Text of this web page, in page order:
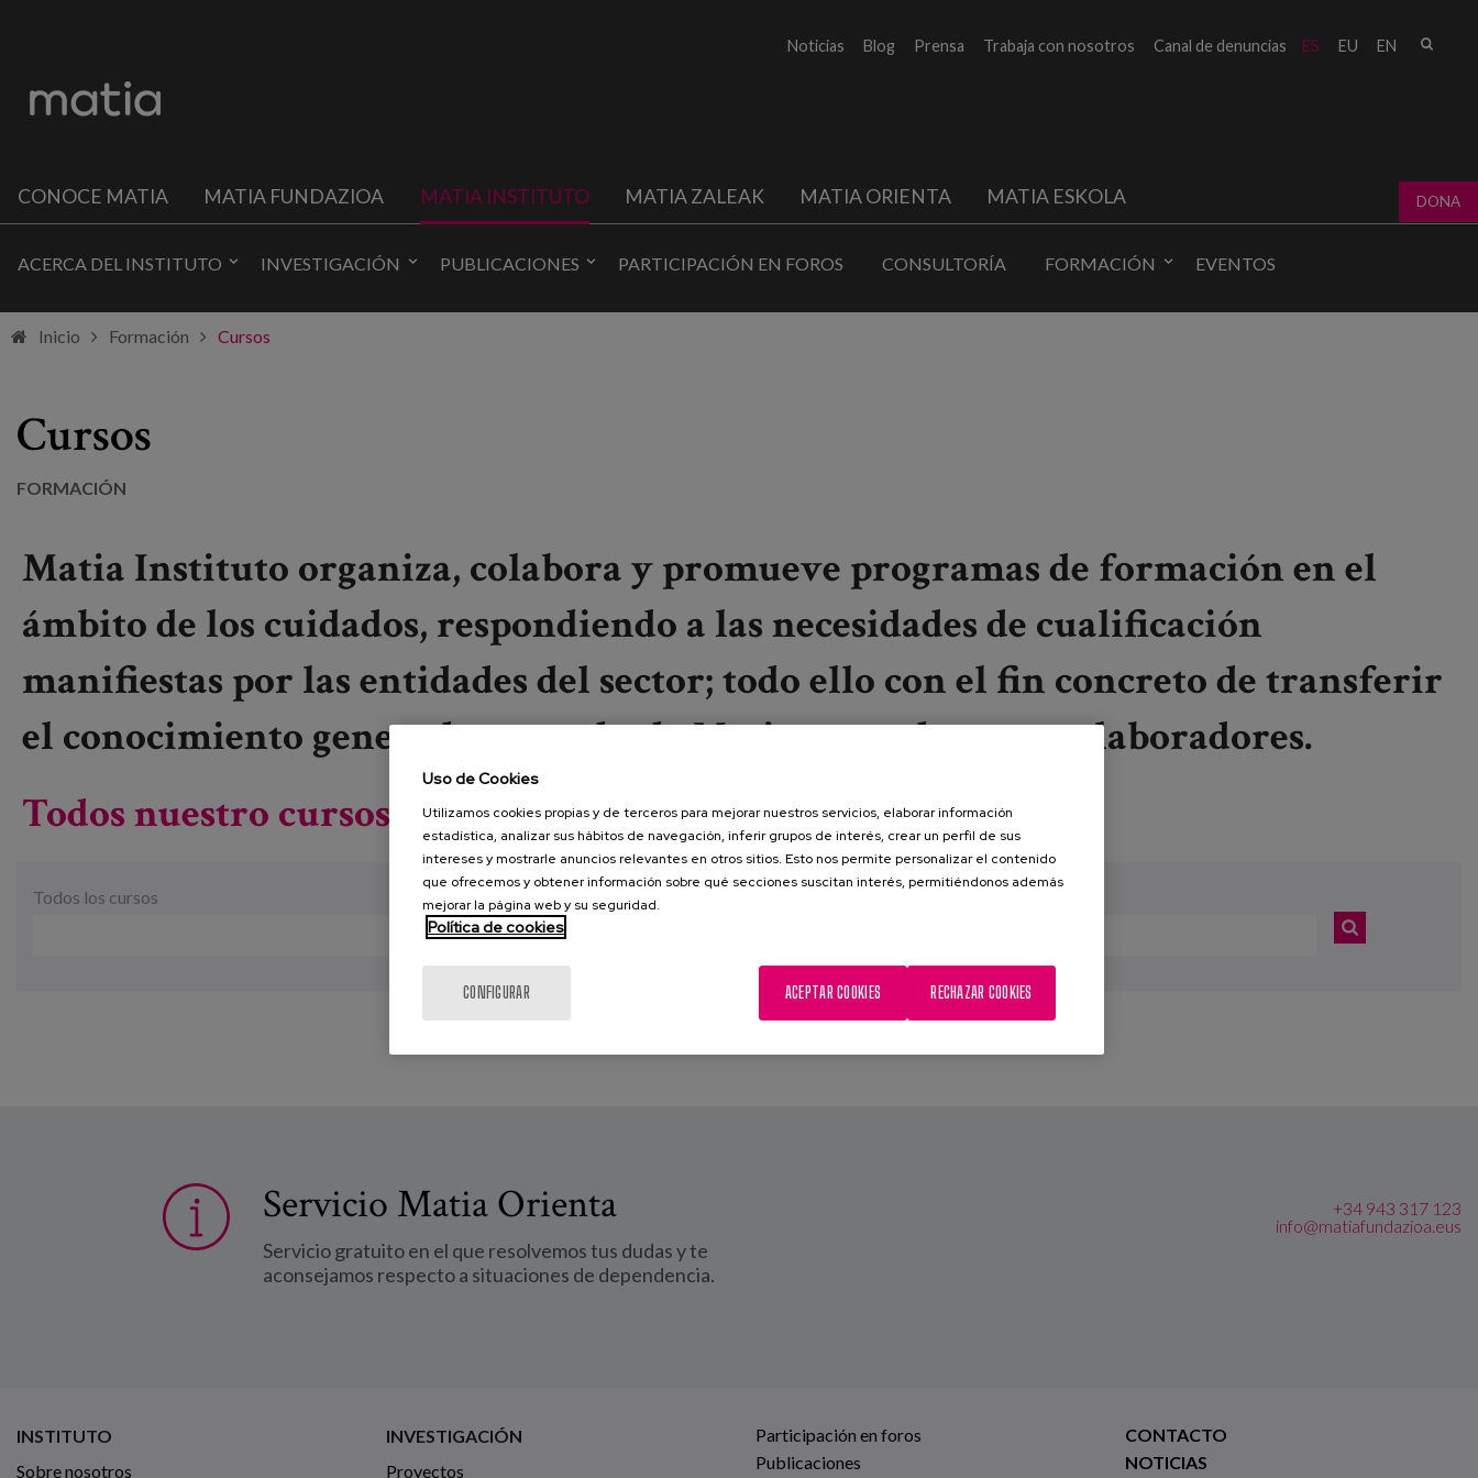
ES EU EN
Noticias Blog Prensa Trabaja con nosotros Canal de denuncias
CONOCE MATIA MATIA FUNDAZIOA MATIA INSTITUTO MATIA ZALEAK MATIA ORIENTA MATIA ESKOLA DONA
ACERCA DEL INSTITUTO INVESTIGACIÓN PUBLICACIONES PARTICIPACIÓN EN FOROS CONSULTORÍA FORMACIÓN EVENTOS
Inicio Formación Cursos
Cursos
FORMACIÓN
Matia Instituto organiza, colabora y promueve programas de formación en el
ámbito de los cuidados, respondiendo a las necesidades de cualificación
manifiestas por las entidades del sector; todo ello con el fin concreto de transferir
el conocimiento generado tanto desde Matia como de otros colaboradores.
Todos nuestro cursos disponibles enwww.matiaeskola.eus
Todos los cursos
Servicio Matia Orienta
Servicio gratuito en el que resolvemos tus dudas y te
aconsejamos respecto a situaciones de dependencia.
+34 943 317 123
info@matiafundazioa.eus
INSTITUTO
Sobre nosotros
INVESTIGACIÓN
Proyectos
Participación en foros
Publicaciones
CONTACTO
NOTICIAS
Uso de Cookies
Utilizamos cookies propias y de terceros para mejorar nuestros servicios, elaborar información
estadística, analizar sus hábitos de navegación, inferir grupos de interés, crear un perfil de sus
intereses y mostrarle anuncios relevantes en otros sitios. Esto nos permite personalizar el contenido
que ofrecemos y obtener información sobre qué secciones suscitan interés, permitiéndonos además
mejorar la página web y su seguridad.
Política de cookies
CONFIGURAR RECHAZAR COOKIES
ACEPTAR COOKIES